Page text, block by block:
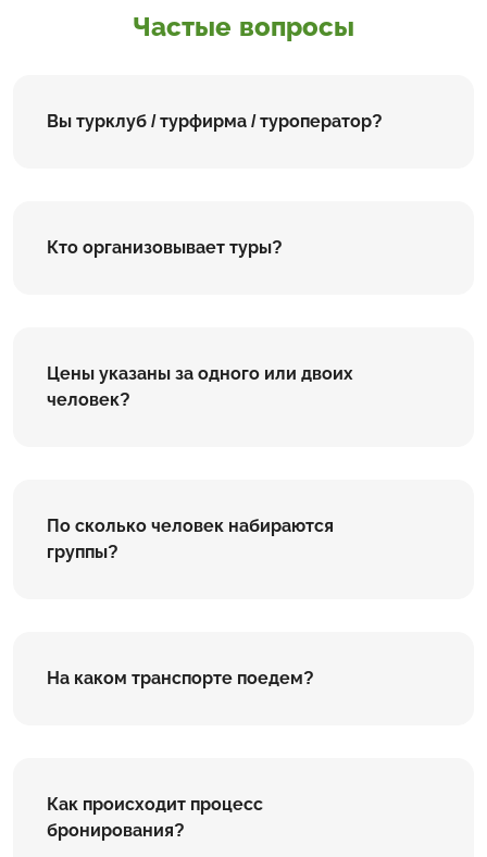
Частые вопросы
Вы турклуб / турфирма / туроператор?
Кто организовывает туры?
Цены указаны за одного или двоих
человек?
По сколько человек набираются
группы?
На каком транспорте поедем?
Как происходит процесс
бронирования?